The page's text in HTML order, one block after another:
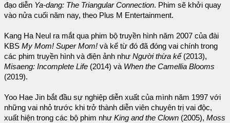
đạo diễn Ya-dang: The Triangular Connection. Phim sẽ khởi quay
vào nửa cuối năm nay, theo Plus M Entertainment.
Kang Ha Neul ra mắt qua phim bộ truyền hình năm 2007 của đài
KBS My Mom! Super Mom! và kể từ đó đã đóng vai chính trong
các phim truyền hình và điện ảnh như Người thừa kế (2013),
Misaeng: Incomplete Life (2014) và When the Camellia Blooms
(2019).
Yoo Hae Jin bắt đầu sự nghiệp diễn xuất của mình năm 1997 với
những vai nhỏ trước khi trở thành diễn viên chuyên trị vai độc,
xuất hiện trong các bộ phim như King and the Clown (2005), Moss